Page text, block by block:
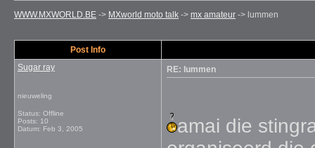
WWW.MXWORLD.BE -> MXworld moto talk -> mx amateur -> lummen
Post Info
Sugar ray
nieuweling
Status: Offline
Posts: 10
Datum: Feb 3, 2005
RE: lummen
amai die